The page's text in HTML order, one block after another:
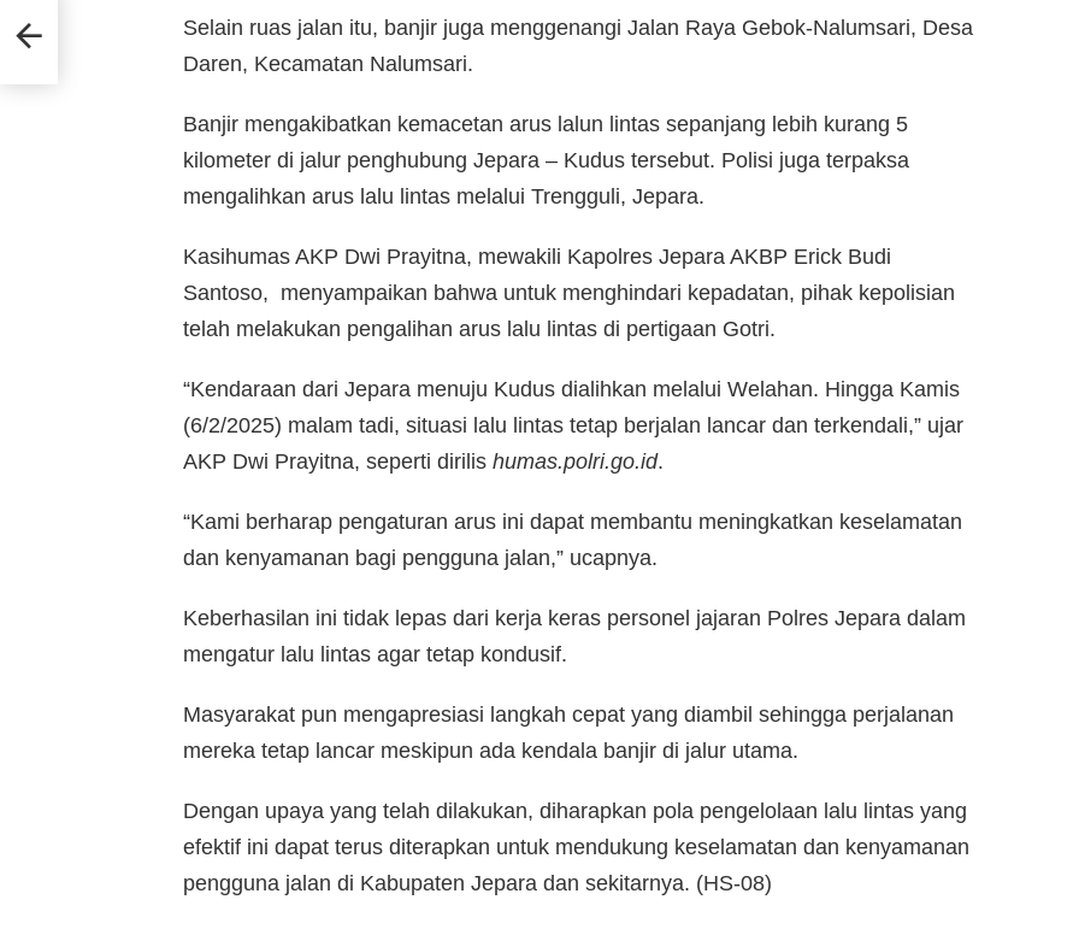
Selain ruas jalan itu, banjir juga menggenangi Jalan Raya Gebok-Nalumsari, Desa
Daren, Kecamatan Nalumsari.
Banjir mengakibatkan kemacetan arus lalun lintas sepanjang lebih kurang 5
kilometer di jalur penghubung Jepara – Kudus tersebut. Polisi juga terpaksa
mengalihkan arus lalu lintas melalui Trengguli, Jepara.
Kasihumas AKP Dwi Prayitna, mewakili Kapolres Jepara AKBP Erick Budi
Santoso, menyampaikan bahwa untuk menghindari kepadatan, pihak kepolisian
telah melakukan pengalihan arus lalu lintas di pertigaan Gotri.
“Kendaraan dari Jepara menuju Kudus dialihkan melalui Welahan. Hingga Kamis
(6/2/2025) malam tadi, situasi lalu lintas tetap berjalan lancar dan terkendali,” ujar
AKP Dwi Prayitna, seperti dirilis humas.polri.go.id.
“Kami berharap pengaturan arus ini dapat membantu meningkatkan keselamatan
dan kenyamanan bagi pengguna jalan,” ucapnya.
Keberhasilan ini tidak lepas dari kerja keras personel jajaran Polres Jepara dalam
mengatur lalu lintas agar tetap kondusif.
Masyarakat pun mengapresiasi langkah cepat yang diambil sehingga perjalanan
mereka tetap lancar meskipun ada kendala banjir di jalur utama.
Dengan upaya yang telah dilakukan, diharapkan pola pengelolaan lalu lintas yang
efektif ini dapat terus diterapkan untuk mendukung keselamatan dan kenyamanan
pengguna jalan di Kabupaten Jepara dan sekitarnya. (HS-08)